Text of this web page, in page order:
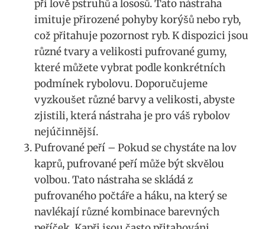
při lově pstruhů a lososů. Tato nástraha
imituje přirozené pohyby korýšů nebo ryb,
což přitahuje pozornost ryb. K dispozici jsou
různé tvary a velikosti pufrované gumy,
které můžete vybrat podle konkrétních
podmínek ⁤rybolovu. Doporučujeme⁢
vyzkoušet různé barvy a‌ velikosti, abyste
zjistili,⁢ která nástraha ‍je pro váš ​rybolov
nejúčinnější.
Pufrované peří – Pokud se chystáte na lov
kaprů, pufrované peří může být skvělou
volbou. Tato nástraha se skládá z
pufrovaného počtáře a háku, na který ​se
navlékají různé kombinace barevných